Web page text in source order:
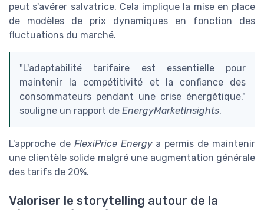
peut s'avérer salvatrice. Cela implique la mise en place
de modèles de prix dynamiques en fonction des
fluctuations du marché.
"L'adaptabilité tarifaire est essentielle pour
maintenir la compétitivité et la confiance des
consommateurs pendant une crise énergétique,"
souligne un rapport de EnergyMarketInsights.
L'approche de FlexiPrice Energya permis de maintenir
une clientèle solide malgré une augmentation générale
des tarifs de 20%.
Valoriser le storytelling autour de la